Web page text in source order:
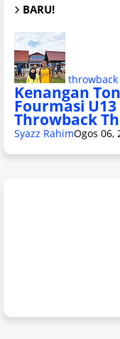
BARU!
throwback
Kenangan
Fourmasi
Throwback
Syazz RahimOgos 06,